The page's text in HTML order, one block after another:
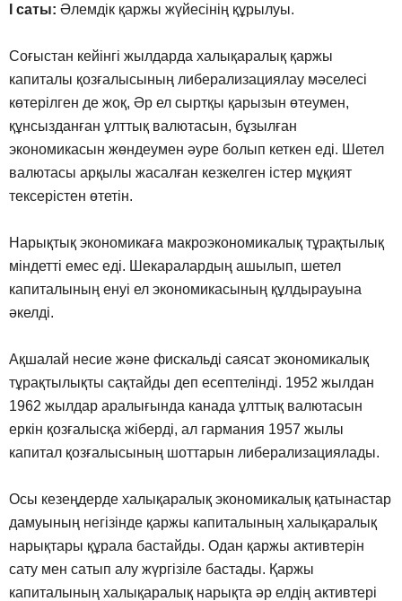
I саты: Әлемдік қаржы жүйесінің құрылуы.
Соғыстан кейінгі жылдарда халықаралық қаржы
капиталы қозғалысының либерализациялау мәселесі
көтерілген де жоқ, Әр ел сыртқы қарызын өтеумен,
құнсызданған ұлттық валютасын, бұзылған
экономикасын жөндеумен әуре болып кеткен еді. Шетел
валютасы арқылы жасалған кезкелген істер мұқият
тексерістен өтетін.
Нарықтық экономикаға макроэкономикалық тұрақтылық
міндетті емес еді. Шекаралардың ашылып, шетел
капиталының енуі ел экономикасының құлдырауына
әкелді.
Ақшалай несие және фискальді саясат экономикалық
тұрақтылықты сақтайды деп есептелінді. 1952 жылдан
1962 жылдар аралығында канада ұлттық валютасын
еркін қозғалысқа жіберді, ал гармания 1957 жылы
капитал қозғалысының шоттарын либерализациялады.
Осы кезеңдерде халықаралық экономикалық қатынастар
дамуының негізінде қаржы капиталының халықаралық
нарықтары құрала бастайды. Одан қаржы активтерін
сату мен сатып алу жүргізіле бастады. Қаржы
капиталының халықаралық нарықта әр елдің активтері